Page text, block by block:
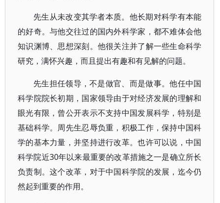
先生从未改变其学者本质。他长期对科学有本能
的好奇。与他交往过的国内外科学家，都不难体会他
知识渊博、思想深刻。他很关注并了解一些生命科学
研究，满怀兴趣，而且提出有趣和有见解的问题。
先生担任领导，不是做官、而是做事。他任中国
科学院院长初期，国家领导由于对经济发展的理解和
眼光有限，曾公开表示不支持中国发展科学，特别是
基础科学。周先生忍辱负重，积极工作，保持中国科
学的基本力量，并坚持进行改革。也许可以说，中国
科学院近30年以来最重要的改革措施之一是确立所长
负责制。这个改革，对于中国科学院的发展，迄今仍
然起到重要的作用。